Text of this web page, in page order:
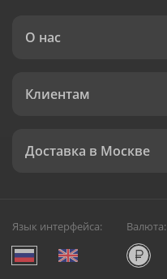
О нас
Клиентам
Доставка в Москве
Язык интерфейса: Валюта: